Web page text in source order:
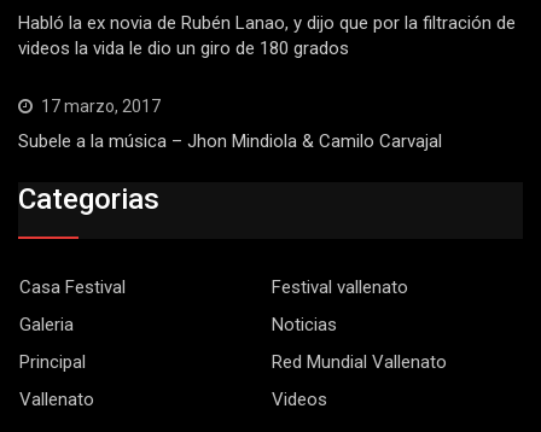
Habló la ex novia de Rubén Lanao, y dijo que por la filtración de
videos la vida le dio un giro de 180 grados
17 marzo, 2017
Subele a la música – Jhon Mindiola & Camilo Carvajal
Categorias
Casa Festival
Festival vallenato
Galeria
Noticias
Principal
Red Mundial Vallenato
Vallenato
Videos